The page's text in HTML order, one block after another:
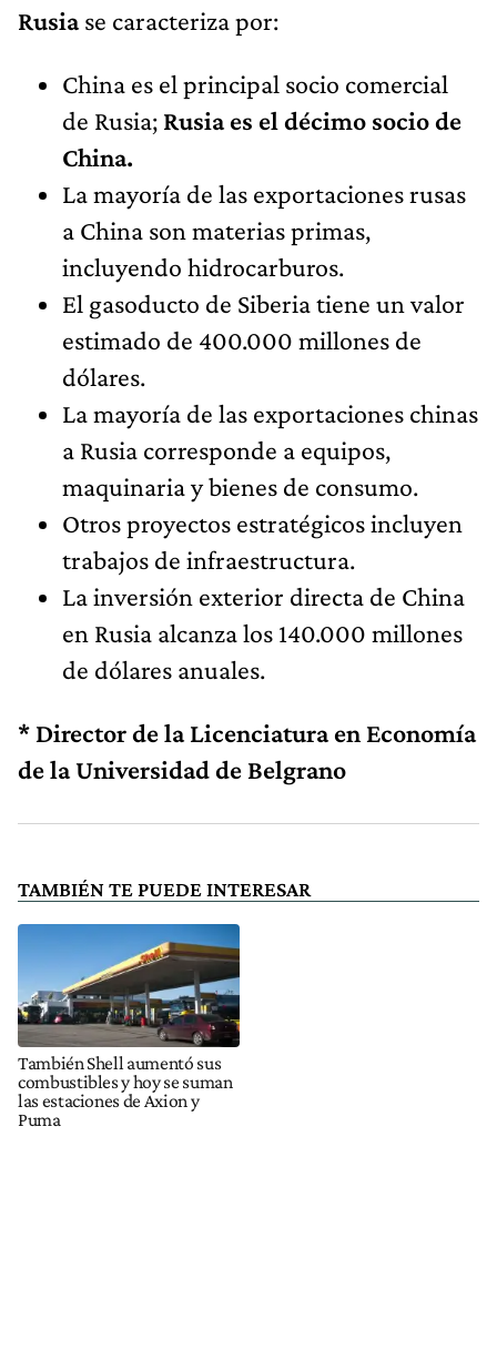
Rusiase caracteriza por:
China es el principal socio comercial
de Rusia; Rusia es el décimo socio de
China.
La mayoría de las exportaciones rusas
a China son materias primas,
incluyendo hidrocarburos.
El gasoducto de Siberia tiene un valor
estimado de 400.000 millones de
dólares.
La mayoría de las exportaciones chinas
a Rusia corresponde a equipos,
maquinaria y bienes de consumo.
Otros proyectos estratégicos incluyen
trabajos de infraestructura.
La inversión exterior directa de China
en Rusia alcanza los 140.000 millones
de dólares anuales.
* Director de la Licenciatura en Economía
de la Universidad de Belgrano
TAMBIÉN TE PUEDE INTERESAR
También Shell aumentó sus
combustibles y hoy se suman
las estaciones de Axion y
Puma